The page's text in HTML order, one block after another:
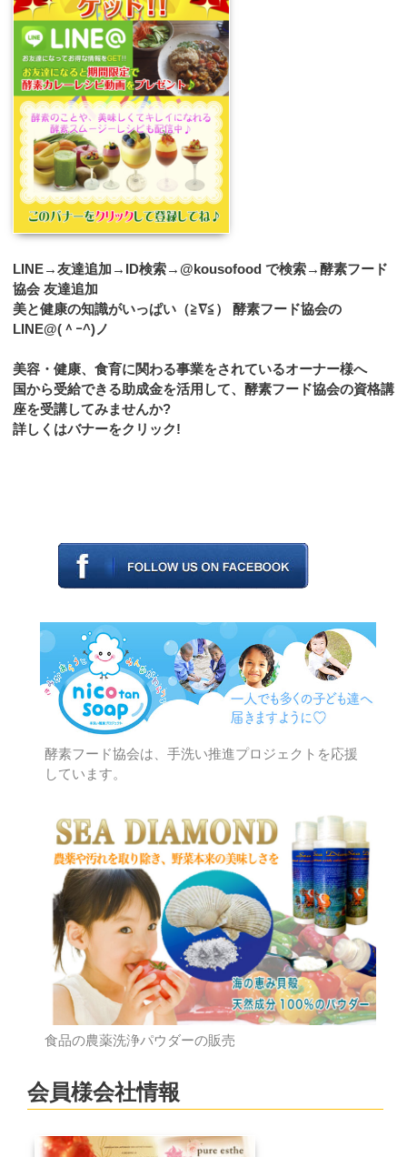
LINE→友達追加→ID検索→@kousofood で検索→酵素フード
協会 友達追加
美と健康の知識がいっぱい（≧∇≦） 酵素フード協会の
LINE@(＾ｰ^)ノ
美容・健康、食育に関わる事業をされているオーナー様へ
国から受給できる助成金を活用して、酵素フード協会の資格講
座を受講してみませんか?
詳しくはバナーをクリック!
酵素フード協会は、手洗い推進プロジェクトを応援
しています。
食品の農薬洗浄パウダーの販売
会員様会社情報